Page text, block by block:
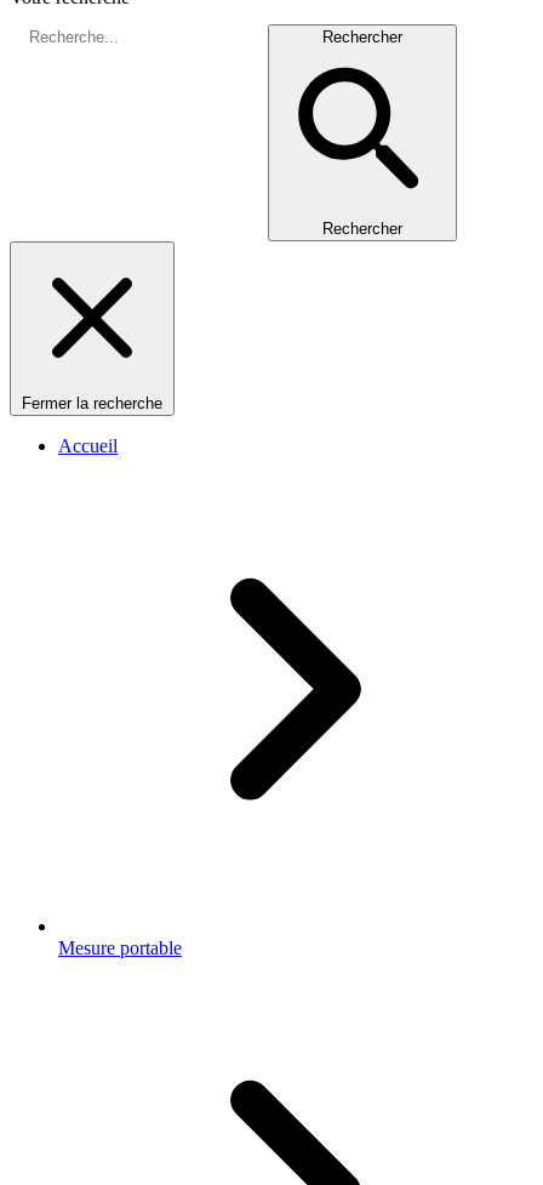
Rechercher
Rechercher
Fermer la recherche
Accueil
Mesure portable